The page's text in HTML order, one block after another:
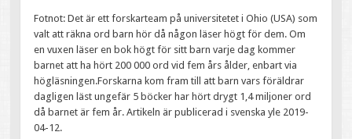
Fotnot: Det är ett forskarteam på universitetet i Ohio (USA) som
valt att räkna ord barn hör då någon läser högt för dem. Om
en vuxen läser en bok högt för sitt barn varje dag kommer
barnet att ha hört 200 000 ord vid fem års ålder, enbart via
högläsningen.Forskarna kom fram till att barn vars föräldrar
dagligen läst ungefär 5 böcker har hört drygt 1,4 miljoner ord
då barnet är fem år. Artikeln är publicerad i svenska yle 2019-
04-12.